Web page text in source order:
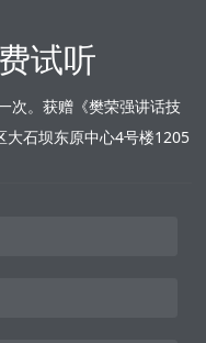
试听
次。获赠《樊荣强讲话技
大石坝东原中心4号楼1205